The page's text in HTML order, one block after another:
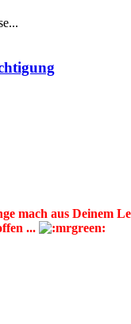
mach aus Deinem
...